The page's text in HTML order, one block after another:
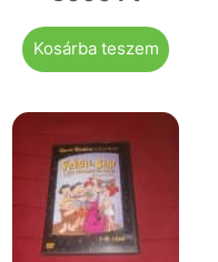
Kosárba teszem